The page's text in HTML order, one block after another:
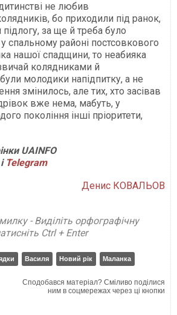
не любив
бо приходили під ранок,
за ще й треба було
спальному районі постсовкового
нашої спадщини, то неабияка
колядниками й
молодики напідпитку, а не
змінилось, але тих, хто засівав
вже нема, мабуть, у
покоління інші пріоритети,
UAINFO
і Telegram
Денис КОВАЛЬОВ
- Виділіть орфографічну
Ctrl + Enter
Василя Новий рік Маланка
Сподобався матеріал? Сміливо поділися
ним в соцмережах через ці кнопки